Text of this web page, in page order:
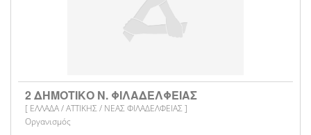
2 ΔΗΜΟΤΙΚΟ Ν. ΦΙΛΑΔΕΛΦΕΙΑΣ
[ ΕΛΛΑΔΑ / ΑΤΤΙΚΗΣ / ΝΕΑΣ ΦΙΛΑΔΕΛΦΕΙΑΣ ]
Οργανισμός